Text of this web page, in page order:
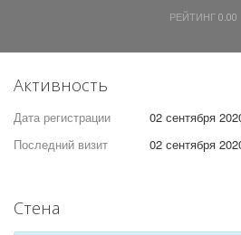
РЕЙТИНГ 0.00
Активность
Дата регистрации
02 сентября
Последний визит
02 сентября
Стена